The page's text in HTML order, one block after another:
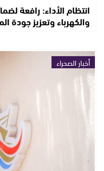
انتظام الأداء: رافعة
والكهرباء وتعزيز جودة
أخبار الصحراء